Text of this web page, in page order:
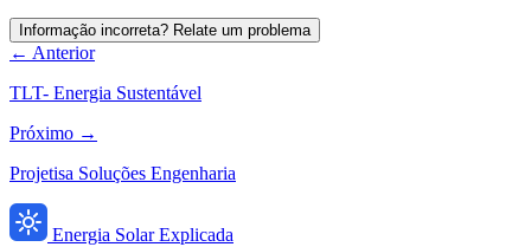
Informação incorreta? Relate um problema
← Anterior
TLT- Energia Sustentável
Próximo →
Projetisa Soluções Engenharia
Energia Solar Explicada